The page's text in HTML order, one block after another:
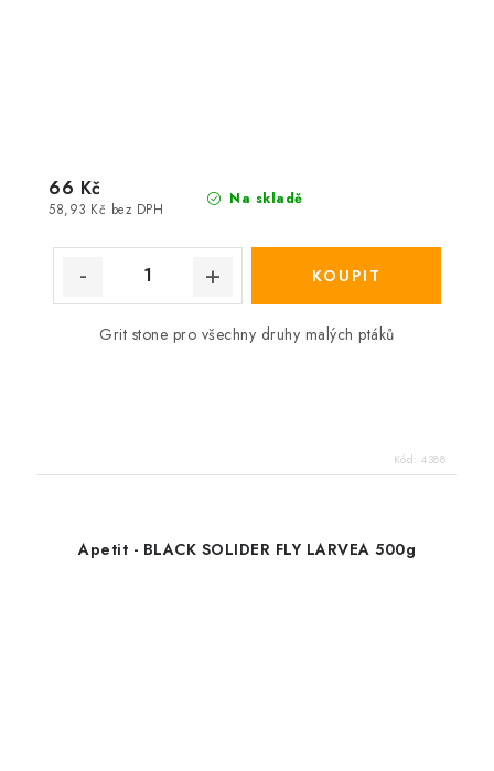
Na skladě
58,93 Kč bez DPH
66 Kč
Grit stone pro všechny druhy malých ptáků
Kód: 4388
Apetit - BLACK SOLIDER FLY LARVEA 500g